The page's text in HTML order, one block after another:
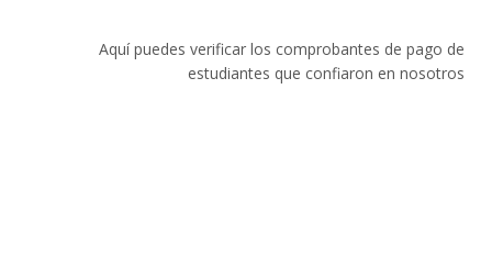
Aquí puedes verificar los comprobantes de pago de
estudiantes que confiaron en nosotros